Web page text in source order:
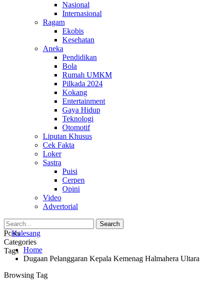
Nasional
Internasional
Ragam
Ekobis
Kesehatan
Aneka
Pendidikan
Bola
Rumah UMKM
Pilkada 2024
Kokang
Entertainment
Gaya Hidup
Teknologi
Otomotif
Liputan Khusus
Cek Fakta
Loker
Sastra
Puisi
Cerpen
Opini
Video
Advertorial
Posts
Categories
Tags Home
Dugaan Pelanggaran Kepala Kemenag Halmahera Ultara
Browsing Tag